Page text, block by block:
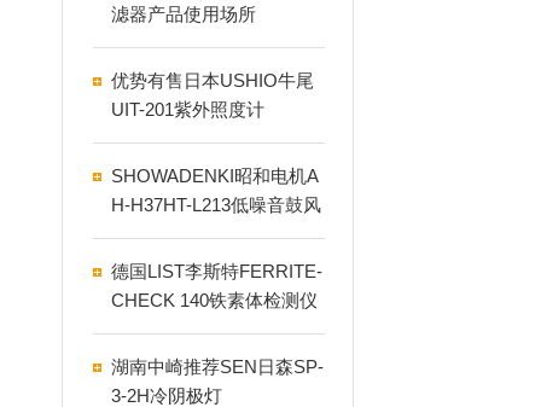
滤器产品使用场所
优势有售日本USHIO牛尾
UIT-201紫外照度计
SHOWADENKI昭和电机A
H-H37HT-L213低噪音鼓风
机
德国LIST李斯特FERRITE-
CHECK 140铁素体检测仪
湖南中崎推荐SEN日森SP-
3-2H冷阴极灯